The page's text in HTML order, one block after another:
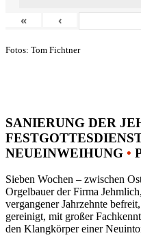
« ‹
Fotos: Tom Fichtner
SANIERUNG DER
NEUEINWEIHUNG •
Sieben Wochen – zwischen
Orgelbauer der Firma
vergangener Jahrzehnte
gereinigt, mit großer
den Klangkörper einer